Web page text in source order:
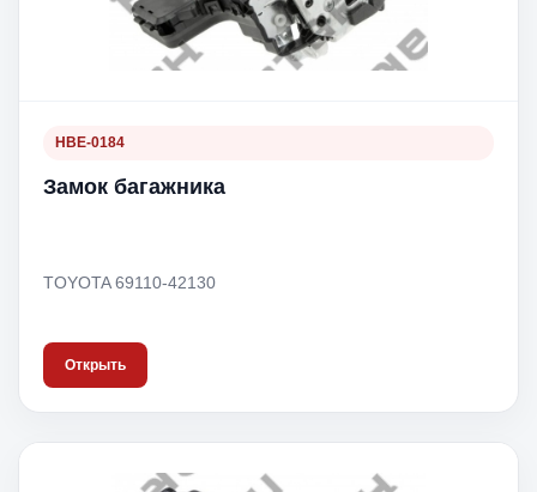
HBE-0184
Замок багажника
TOYOTA 69110-42130
Открыть